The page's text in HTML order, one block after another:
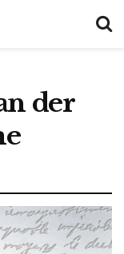
der